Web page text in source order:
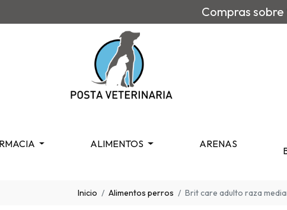
Compras
ALIMENTOS ARENAS
Inicio Alimentos perros Brit care adulto raza